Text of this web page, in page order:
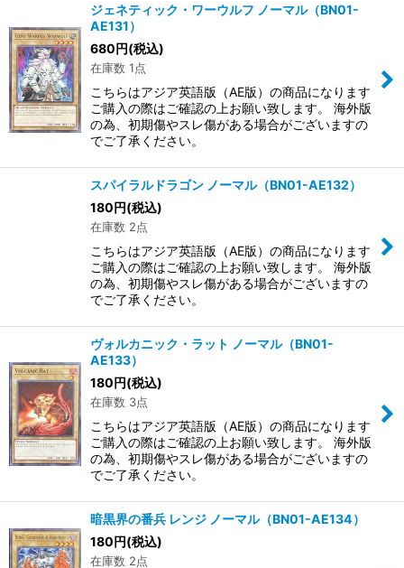
ジェネティック・ワーウルフ ノーマル（BN01-
AE131）
680円(税込)
在庫数 1点
こちらはアジア英語版（AE版）の商品になります
ご購入の際はご確認の上お願い致します。 海外版
の為、初期傷やスレ傷がある場合がございますの
でご了承ください。
スパイラルドラゴン ノーマル（BN01-AE132）
180円(税込)
在庫数 2点
こちらはアジア英語版（AE版）の商品になります
ご購入の際はご確認の上お願い致します。 海外版
の為、初期傷やスレ傷がある場合がございますの
でご了承ください。
ヴォルカニック・ラット ノーマル（BN01-
AE133）
180円(税込)
在庫数 3点
こちらはアジア英語版（AE版）の商品になります
ご購入の際はご確認の上お願い致します。 海外版
の為、初期傷やスレ傷がある場合がございますの
でご了承ください。
暗黒界の番兵 レンジ ノーマル（BN01-AE134）
180円(税込)
在庫数 2点